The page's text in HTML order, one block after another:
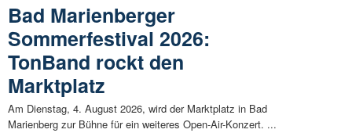
Bad Marienberger
Sommerfestival 2026:
TonBand rockt den
Marktplatz
Am Dienstag, 4. August 2026, wird der Marktplatz in Bad
Marienberg zur Bühne für ein weiteres Open-Air-Konzert. ...